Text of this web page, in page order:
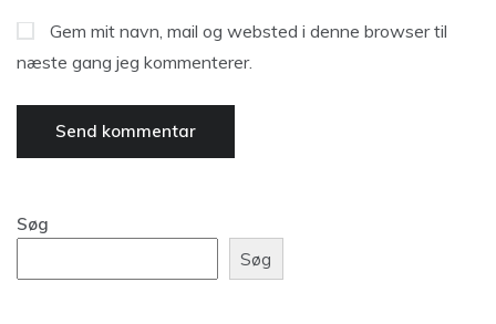
Gem mit navn, mail og websted i denne browser til
næste gang jeg kommenterer.
Søg
Søg